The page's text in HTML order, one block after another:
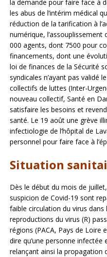
la demande pour faire face à
les abus de l’intérim médical
réduction de la tarification à
numérique,
000 agents, dont 7500 pour
financements, dont une
loi de finances de la Sécurité
syndicales n’ayant pas validé
collectifs de luttes (Inter-
nouveau collectif, Santé en
satisfaire les besoins et
santé. Le 19 août une grève
infectiologie de l’hôpital de
personnel pour faire face à
Situation
Dès le début du mois de
suspicion de Covid-19 sont
faible circulation du virus dans
reproductions du virus (R)
régions (PACA, Pays de Loire
dire qu’une personne infectée
relançant ainsi la propagation